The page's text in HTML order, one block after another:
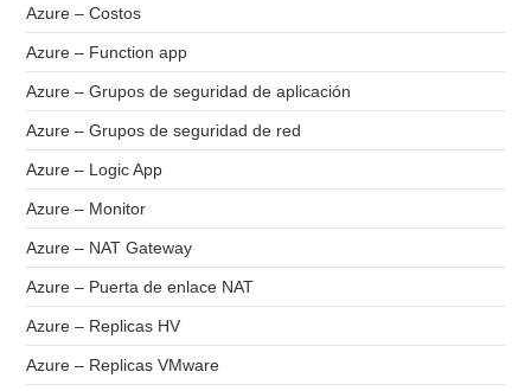
Azure – Costos
Azure – Function app
Azure – Grupos de seguridad de aplicación
Azure – Grupos de seguridad de red
Azure – Logic App
Azure – Monitor
Azure – NAT Gateway
Azure – Puerta de enlace NAT
Azure – Replicas HV
Azure – Replicas VMware